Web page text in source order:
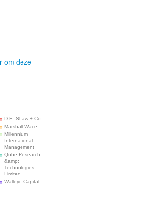
om deze
D.E. Shaw + Co.
Marshall Wace
Millennium
International
Management
Qube Research
&amp;
Technologies
Limited
Walleye Capital